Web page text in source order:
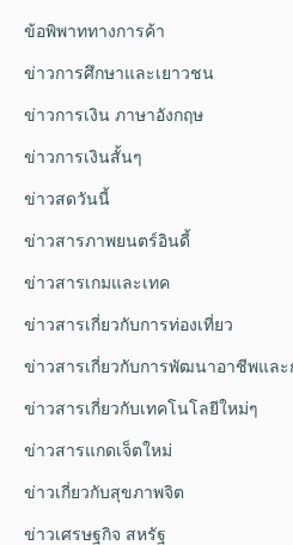
ข้อพิพาททางการค้า
ข่าวการศึกษาและเยาวชน
ข่าวการเงิน ภาษาอังกฤษ
ข่าวการเงินสั้นๆ
ข่าวสดวันนี้
ข่าวสารภาพยนตร์อินดี้
ข่าวสารเกมและเทค
ข่าวสารเกี่ยวกับการท่องเที่ยว
ข่าวสารเกี่ยวกับการพัฒนาอาชีพและ
ข่าวสารเกี่ยวกับเทคโนโลยีใหม่ๆ
ข่าวสารแกดเจ็ตใหม่
ข่าวเกี่ยวกับสุขภาพจิต
ข่าวเศรษฐกิจ สหรัฐ